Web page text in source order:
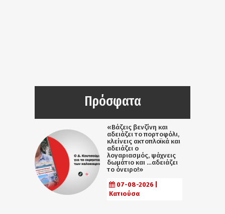
Πρόσφατα
«Βάζεις βενζίνη και
αδειάζει το πορτοφόλι,
κλείνεις ακτοπλοϊκά και
αδειάζει ο
λογαριασμός, ψάχνεις
δωμάτιο και …αδειάζει
το όνειρο!»
07-08-2026 |
Κατιούσα